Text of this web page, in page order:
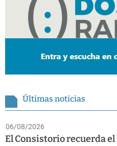
Últimas noticias
06/08/2026
El Consistorio recuerda